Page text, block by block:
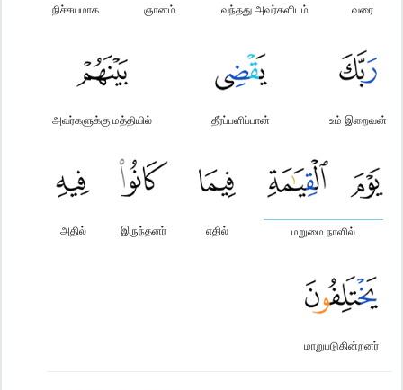
வரை
வந்தது அவர்களிடம்
ஞானம்
நிச்சயமாக
உம் இறைவன்
தீர்ப்பளிப்பான்
அவர்களுக்கு மத்தியில்
மறுமை நாளில்
எதில்
இருந்தனர்
அதில்
மாறுபடுகின்றனர்